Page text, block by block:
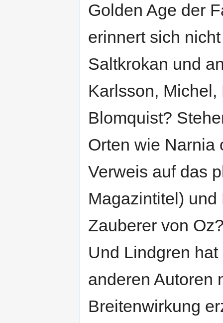
Golden Age der
erinnert sich
Saltkrokan und
Karlsson,
Blomquist?
Orten wie Narnia
Verweis auf das
Magazintitel)
Zauberer von
Und Lindgren
anderen Autoren
Breitenwirkung